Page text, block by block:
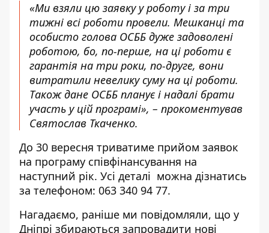
«Ми взяли цю заявку у роботу і за три
тижні всі роботи провели. Мешканці та
особисто голова ОСББ дуже задоволені
роботою, бо, по-перше, на ці роботи є
гарантія на три роки, по-друге, вони
витратили невелику суму на ці роботи.
Також дане ОСББ планує і надалі брати
участь у цій програмі», – прокоментував
Святослав Ткаченко.
До 30 вересня триватиме прийом заявок
на програму співфінансування на
наступний рік. Усі деталі можна дізнатись
за телефоном: 063 340 94 77.
Нагадаємо, раніше ми повідомляли, що у
Дніпрі збираються запровадити нові